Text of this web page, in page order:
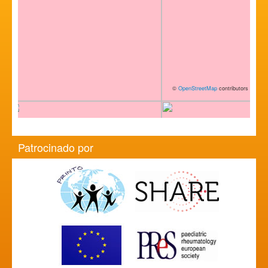
© OpenStreetMap contributors
Patrocinado por